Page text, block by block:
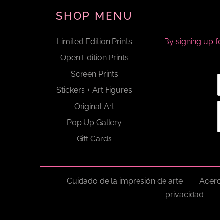
SHOP MENU
Limited Edition Prints
Open Edition Prints
Screen Prints
Stickers + Art Figures
Original Art
Pop Up Gallery
Gift Cards
By signing up
Cuidado de la impresión de arte
privacidad